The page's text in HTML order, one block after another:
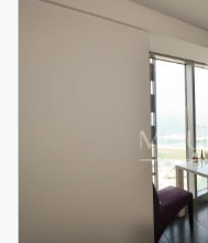
75.43
حالة
جاهز